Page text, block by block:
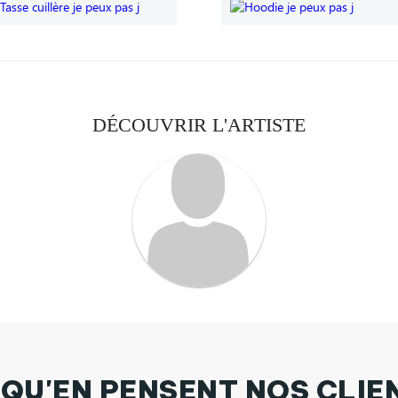
DÉCOUVRIR L'ARTISTE
PENSENT NOS